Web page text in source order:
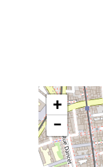
Google map
+
−